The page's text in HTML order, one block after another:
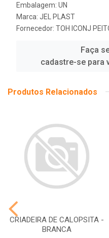
Embalagem: UN
Marca: JEL PLAST
Fornecedor: TOH ICONJ
Faça
cadastre-se para
Produtos Relacionados
CRIADEIRA DE CALOPSITA -
BRANCA